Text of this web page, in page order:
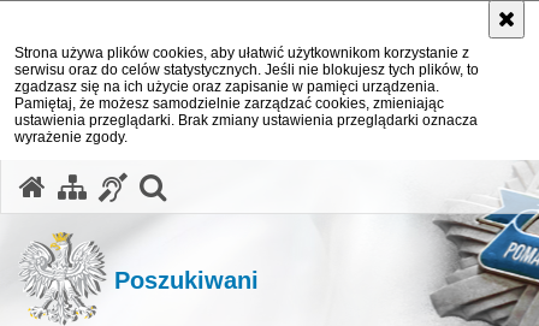
Strona używa plików cookies, aby ułatwić użytkownikom korzystanie z
serwisu oraz do celów statystycznych. Jeśli nie blokujesz tych plików, to
zgadzasz się na ich użycie oraz zapisanie w pamięci urządzenia.
Pamiętaj, że możesz samodzielnie zarządzać cookies, zmieniając
ustawienia przeglądarki. Brak zmiany ustawienia przeglądarki oznacza
wyrażenie zgody.
Poszukiwani